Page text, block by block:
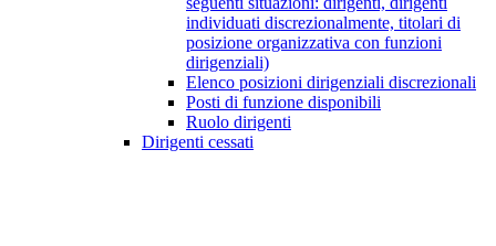
individuati discrezionalmente, titolari di
posizione organizzativa con funzioni
dirigenziali)
Elenco posizioni dirigenziali discrezionali
Posti di funzione disponibili
Ruolo dirigenti
Dirigenti cessati